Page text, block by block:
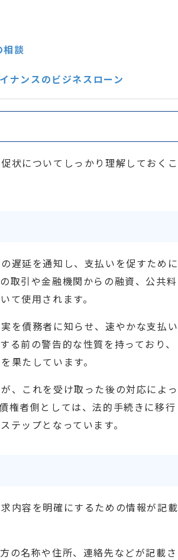
相談
ナンスのビジネスローン
状についてしっかり理解しておくこ
遅延を通知し、支払いを促すために
取引や金融機関からの融資、公共料
て使用されます。
を債務者に知らせ、速やかな支払い
る前の警告的な性質を持っており、
果たしています。
、これを受け取った後の対応によっ
権者側としては、法的手続きに移行
テップとなっています。
内容を明確にするための情報が記載
の名称や住所、連絡先などが記載さ